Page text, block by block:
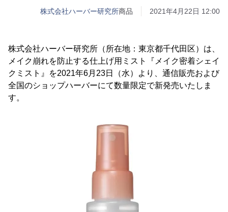
株式会社ハーバー研究所商品 2021年4月22日 12:00
株式会社ハーバー研究所（所在地：東京都千代田区）は、
メイク崩れを防止する仕上げ用ミスト『メイク密着シェイ
クミスト』を2021年6月23日（水）より、通信販売および
全国のショップハーバーにて数量限定で新発売いたしま
す。